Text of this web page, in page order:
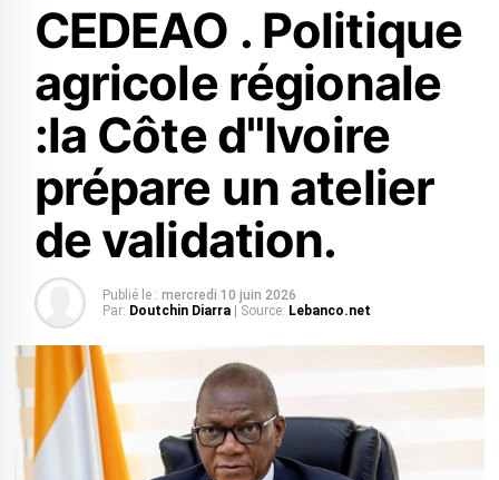
CEDEAO . Politique
agricole régionale
:la Côte d"Ivoire
prépare un atelier
de validation.
Publié le : mercredi 10 juin 2026
Par: Doutchin Diarra | Source: Lebanco.net